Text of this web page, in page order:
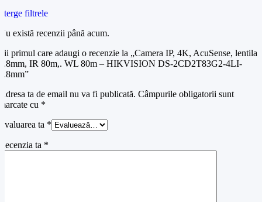
filtrele
există recenzii până acum.
primul care adaugi o recenzie la „Camera IP, 4K, AcuSense, lentila
IR 80m,. WL 80m – HIKVISION DS-2CD2T83G2-4LI-
ta de email nu va fi publicată. Câmpurile obligatorii sunt
cu *
ta *
ta *